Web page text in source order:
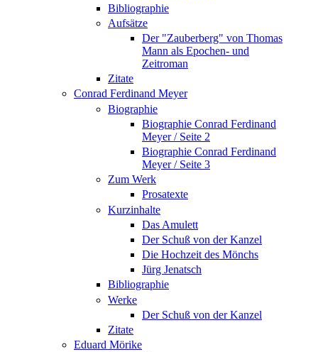
Bibliographie
Aufsätze
Der "Zauberberg" von Thomas
Mann als Epochen- und
Zeitroman
Zitate
Conrad Ferdinand Meyer
Biographie
Biographie Conrad Ferdinand
Meyer / Seite 2
Biographie Conrad Ferdinand
Meyer / Seite 3
Zum Werk
Prosatexte
Kurzinhalte
Das Amulett
Der Schuß von der Kanzel
Die Hochzeit des Mönchs
Jürg Jenatsch
Bibliographie
Werke
Der Schuß von der Kanzel
Zitate
Eduard Mörike